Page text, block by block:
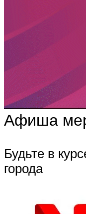
Афиша
Будьте в
города